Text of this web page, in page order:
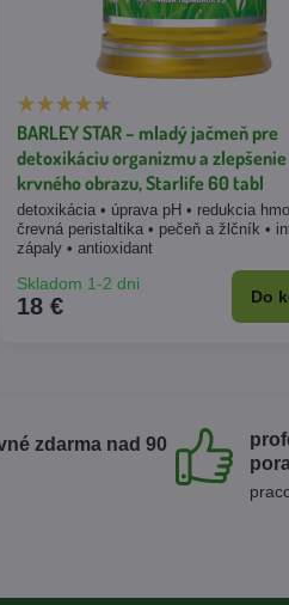
BARLEY STAR – mladý jačmeň pre
detoxikáciu organizmu a zlepšenie
krvného obrazu, Starlife 60 tabl
detoxikácia • úprava pH • redukcia
črevná peristaltika • pečeň a žlčník •
zápaly • antioxidant
Skladom 1-2 dni
18 € Do
zdarma nad 90